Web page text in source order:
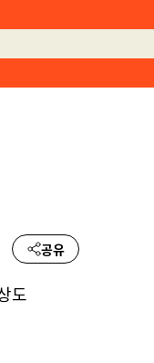
공유
도